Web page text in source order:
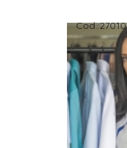
Cod.:27010